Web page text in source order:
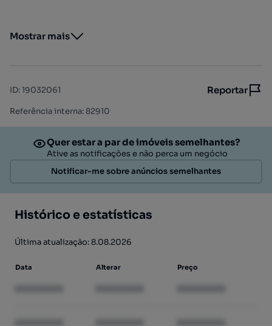
Mostrar mais
ID:19032061 Reportar
Referência interna: 82910
Quer estar a par de imóveis semelhantes?
Ative as notificações e não perca um negócio
Notificar-me sobre anúncios semelhantes
Histórico e estatísticas
Última atualização: 8.08.2026
Data Alterar Preço